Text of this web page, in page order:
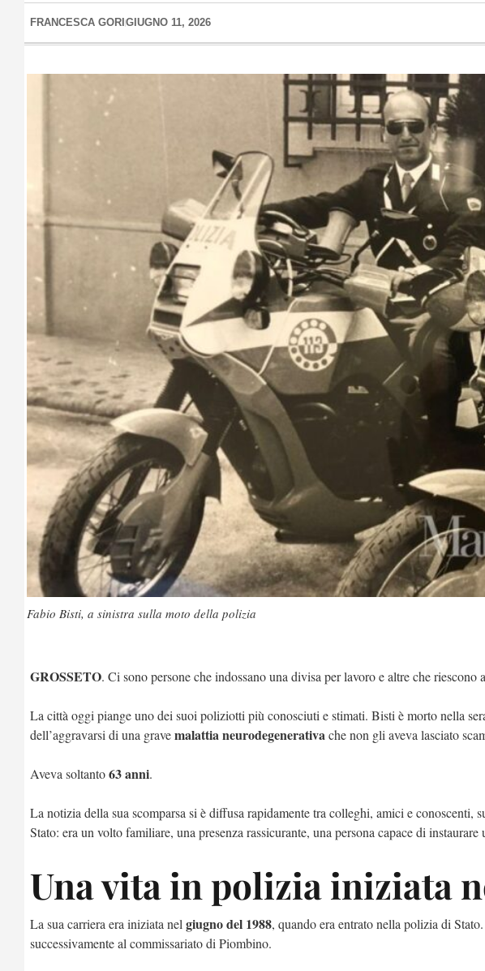
FRANCESCA GORI GIUGNO 11, 2026
Fabio Bisti, a sinistra sulla moto della polizia
GROSSETO. Ci sono persone che indossano una divisa per lavoro e altre che riescono
La città oggi piange uno dei suoi poliziotti più conosciuti e stimati. Bisti è morto nella
dell’aggravarsi di una gravemalattia neurodegenerativache non gli aveva lasciato
Aveva soltanto63 anni.
La notizia della sua scomparsa si è diffusa rapidamente tra colleghi, amici e
Stato: era un volto familiare, una presenza rassicurante, una persona capace di
Una vita in polizia iniziata
La sua carriera era iniziata nel giugno del 1988, quando era entrato nella polizia di
successivamente al commissariato di Piombino.